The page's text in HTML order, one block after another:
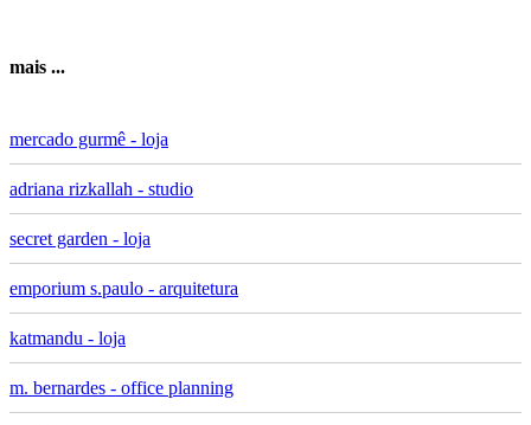
mais ...
mercado gurmê - loja
adriana rizkallah - studio
secret garden - loja
emporium s.paulo - arquitetura
katmandu - loja
m. bernardes - office planning